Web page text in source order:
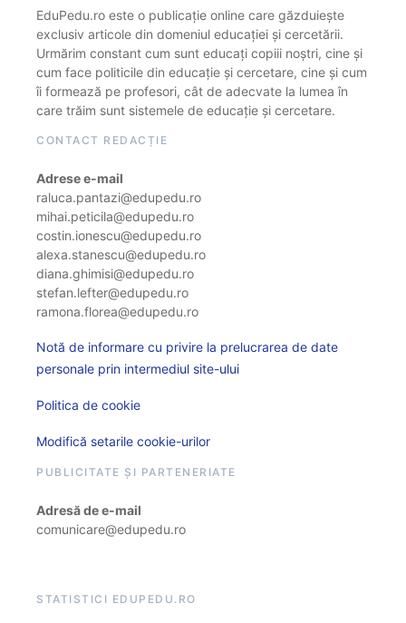
EduPedu.ro este o publicație online care găzduiește
exclusiv articole din domeniul educației și cercetării.
Urmărim constant cum sunt educați copiii noștri, cine și
cum face politicile din educație și cercetare, cine și cum
îi formează pe profesori, cât de adecvate la lumea în
care trăim sunt sistemele de educație și cercetare.
CONTACT REDACȚIE
Adrese e-mail
raluca.pantazi@edupedu.ro
mihai.peticila@edupedu.ro
costin.ionescu@edupedu.ro
alexa.stanescu@edupedu.ro
diana.ghimisi@edupedu.ro
stefan.lefter@edupedu.ro
ramona.florea@edupedu.ro
Notă de informare cu privire la prelucrarea de date
personale prin intermediul site-ului
Politica de cookie
Modifică setarile cookie-urilor
PUBLICITATE ȘI PARTENERIATE
Adresă de e-mail
comunicare@edupedu.ro
STATISTICI EDUPEDU.RO